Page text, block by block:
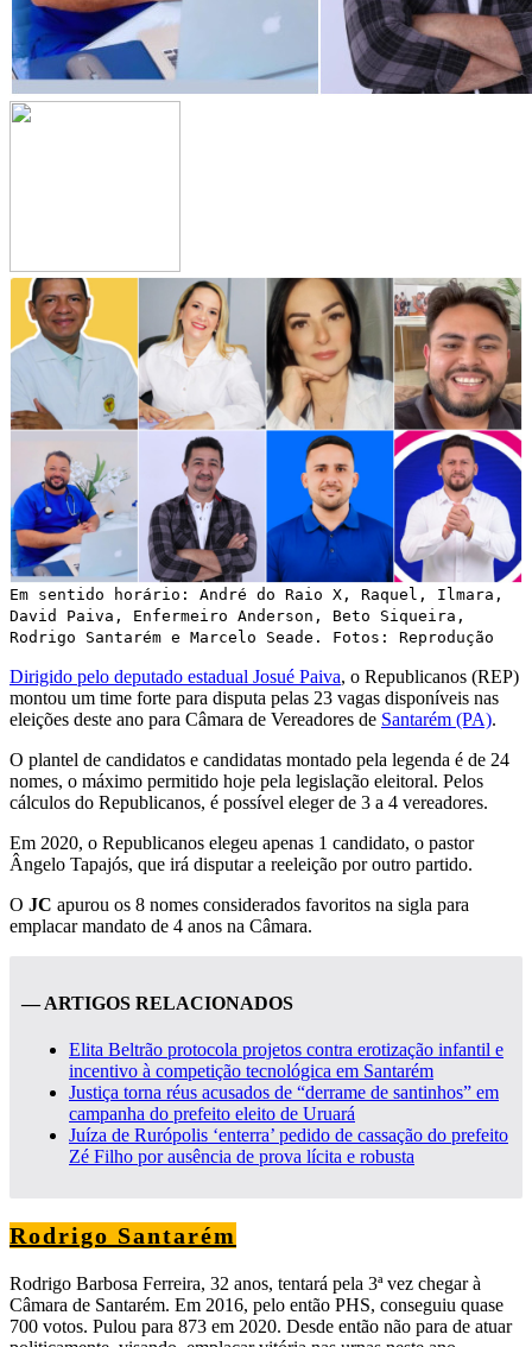
Em sentido horário: André do Raio X, Raquel, Ilmara,
David Paiva, Enfermeiro Anderson, Beto Siqueira,
Rodrigo Santarém e Marcelo Seade. Fotos: Reprodução
Dirigido pelo deputado estadual Josué Paiva, o Republicanos (REP)
montou um time forte para disputa pelas 23 vagas disponíveis nas
eleições deste ano para Câmara de Vereadores de Santarém (PA).
O plantel de candidatos e candidatas montado pela legenda é de 24
nomes, o máximo permitido hoje pela legislação eleitoral. Pelos
cálculos do Republicanos, é possível eleger de 3 a 4 vereadores.
Em 2020, o Republicanos elegeu apenas 1 candidato, o pastor
Ângelo Tapajós, que irá disputar a reeleição por outro partido.
O JC apurou os 8 nomes considerados favoritos na sigla para
emplacar mandato de 4 anos na Câmara.
— ARTIGOS RELACIONADOS
Elita Beltrão protocola projetos contra erotização infantil e
incentivo à competição tecnológica em Santarém
Justiça torna réus acusados de “derrame de santinhos” em
campanha do prefeito eleito de Uruará
Juíza de Rurópolis ‘enterra’ pedido de cassação do prefeito
Zé Filho por ausência de prova lícita e robusta
Rodrigo Santarém
Rodrigo Barbosa Ferreira, 32 anos, tentará pela 3ª vez chegar à
Câmara de Santarém. Em 2016, pelo então PHS, conseguiu quase
700 votos. Pulou para 873 em 2020. Desde então não para de atuar